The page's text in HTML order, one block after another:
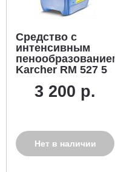
Средство с
интенсивным
пенообразованием
Karcher RM 527 5
3 200 р.
Нет в наличии